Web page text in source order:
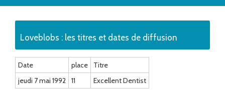
Loveblobs : les titres et dates de diffusion
Date place
Titre
jeudi 7 mai 1992
11 Excellent Dentist